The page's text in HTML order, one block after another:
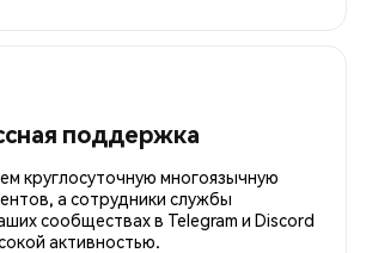
поддержка
круглосуточную многоязычную
а сотрудники службы
сообществах в Telegram и Discord
активностью.